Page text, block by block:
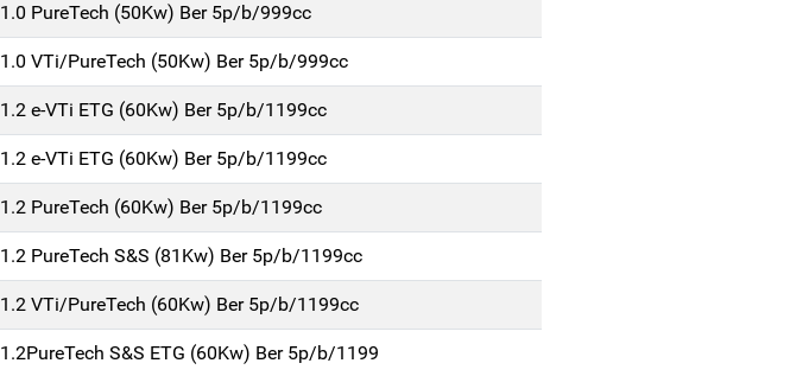
1.0 PureTech (50Kw) Ber 5p/b/999cc
1.0 VTi/PureTech (50Kw) Ber 5p/b/999cc
1.2 e-VTi ETG (60Kw) Ber 5p/b/1199cc
1.2 e-VTi ETG (60Kw) Ber 5p/b/1199cc
1.2 PureTech (60Kw) Ber 5p/b/1199cc
1.2 PureTech S&S (81Kw) Ber 5p/b/1199cc
1.2 VTi/PureTech (60Kw) Ber 5p/b/1199cc
1.2PureTech S&S ETG (60Kw) Ber 5p/b/1199